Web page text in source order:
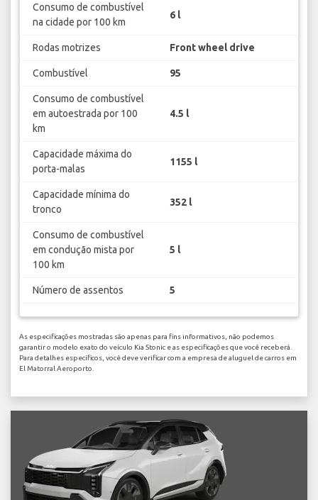
Consumo de combustível
na cidade por 100 km
6 l
Rodas motrizes Front wheel drive
Combustível 95
Consumo de combustível
em autoestrada por 100
km
4.5 l
Capacidade máxima do
porta-malas
1155 l
Capacidade mínima do
tronco
352 l
Consumo de combustível
em condução mista por
100 km
5 l
Número de assentos 5
As especificações mostradas são apenas para fins informativos, não podemos
garantir o modelo exato do veículo Kia Stonic e as especificações que você receberá.
Para detalhes específicos, você deve verificar com a empresa de aluguel de carros em
El Matorral Aeroporto.